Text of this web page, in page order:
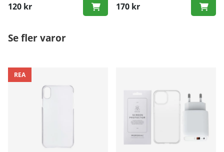
120 kr 170 kr
Se fler varor
REA